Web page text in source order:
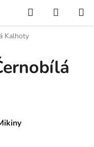
Hledat
KOŠÍK
Kalhoty